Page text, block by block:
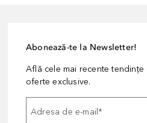
Abonează-te la Newsletter!
Află cele mai recente
oferte exclusive.
Adresa de e-mail *